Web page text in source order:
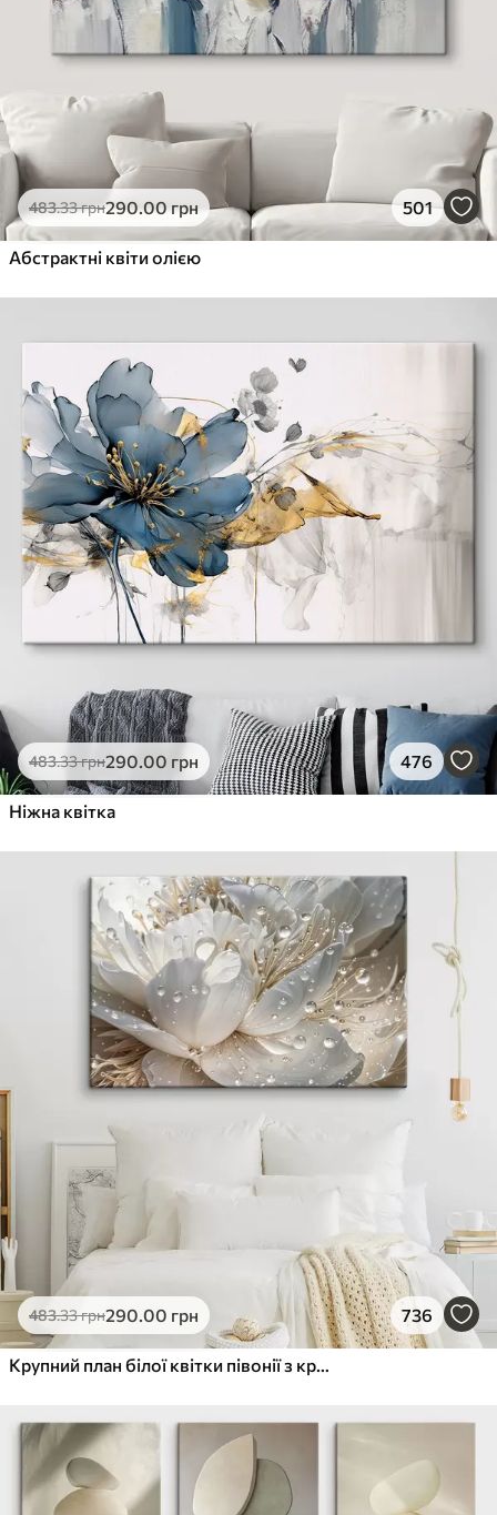
483.33грн290.00грн 501
Абстрактні квіти олією
483.33грн290.00 грн 476
Ніжна квітка
483.33грн290.00 грн 736
Крупний план білої квітки півонії з крапельками води на пелюстках на розмитому фоні